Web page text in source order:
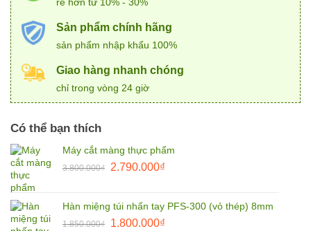
rẻ hơn từ 10% - 30%
Sản phẩm chính hãng
sản phẩm nhập khẩu 100%
Giao hàng nhanh chóng
chỉ trong vòng 24 giờ
Có thể bạn thích
Máy cắt màng thực phẩm
3.800.000₫
Giá
3.800.000₫.
2.790.000₫Giá
là:
2.790.000₫.
Hàn miệng túi nhấn tay PFS-300 (vỏ thép) 8mm
1.850.000₫
Giá
1.800.000₫Giá